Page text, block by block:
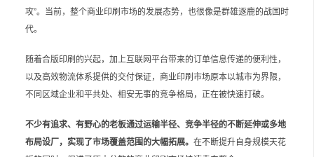
攻”。当前，整个商业印刷市场的发展态势，也很像是群雄逐鹿的战国时
代。
随着合版印刷的兴起，加上互联网平台带来的订单信息传递的便利性，
以及高效物流体系提供的交付保证，商业印刷市场原本以城市为界限，
不同区域企业和平共处、相安无事的竞争格局，正在被快速打破。
不少有追求、有野心的老板通过运输半径、竞争半径的不断延伸或多地
布局设厂，实现了市场覆盖范围的大幅拓展。 在不断提升自身规模天花